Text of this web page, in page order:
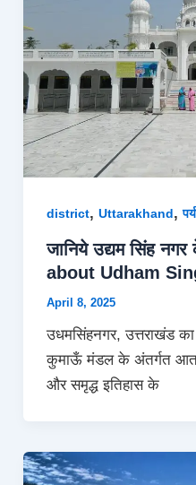
district, Uttarakhand,
जानिये उद्यम सिंह
about Udham
April 8, 2025
उधमसिंहनगर, उत्तराखंड
कुमाऊँ मंडल के अंतर्गत
और समृद्ध इतिहास के